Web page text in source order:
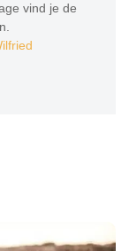
vind je de